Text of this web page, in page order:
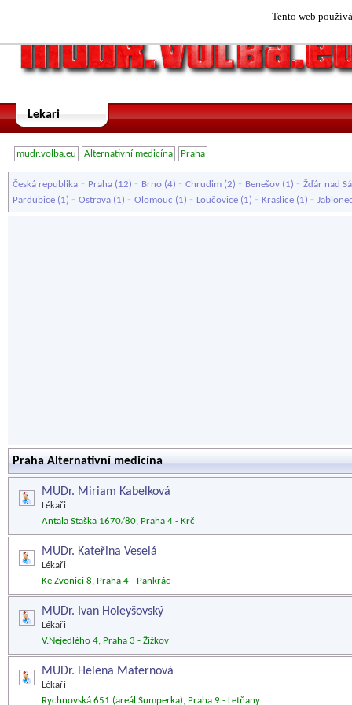
Tento web
Lekari
mudr.volba.eu Alternativní medicína Praha
Česká republika - Praha (12) - Brno (4) - Chrudim (2) - Benešov (1) - Žďár nad
Pardubice (1) - Ostrava (1) - Olomouc (1) - Loučovice (1) - Kraslice (1) -
Praha Alternativní medicína
MUDr. Miriam Kabelková
Lékaři
Antala Staška 1670/80, Praha 4 - Krč
MUDr. Kateřina Veselá
Lékaři
Ke Zvonici 8, Praha 4 - Pankrác
MUDr. Ivan Holeyšovský
Lékaři
V.Nejedlého 4, Praha 3 - Žižkov
MUDr. Helena Maternová
Lékaři
Rychnovská 651 (areál Šumperka), Praha 9 - Letňany